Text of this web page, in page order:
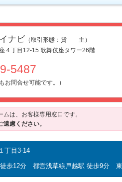
ナビ （取引形態：貸 主）
４丁目12-15 歌舞伎座タワー26階
5487
お問合せ可能です。）
は、お客様専用窓口です。
慮ください。
丁目3-14
徒歩12分 都営浅草線戸越駅 徒歩9分